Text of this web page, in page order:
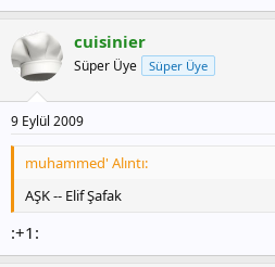
cuisinier
Süper Üye Süper Üye
9 Eylül 2009
muhammed' Alıntı:
AŞK -- Elif Şafak
:+1: